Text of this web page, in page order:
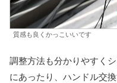
質感も良くかっこいいです
調整方法も分かりやすく
にあったり、ハンドル交